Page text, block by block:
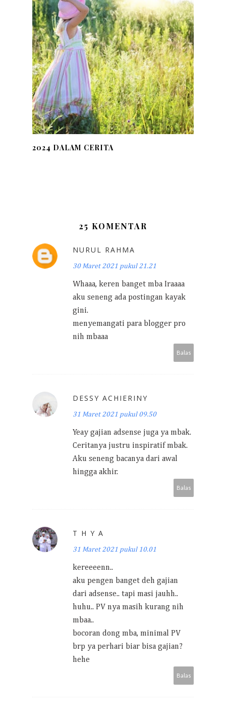
2024 DALAM CERITA
25 KOMENTAR
NURUL RAHMA
30 Maret 2021 pukul 21.21
Whaaa, keren banget mba Iraaaa
aku seneng ada postingan kayak
gini.
menyemangati para blogger pro
nih mbaaa
Balas
DESSY ACHIERINY
31 Maret 2021 pukul 09.50
Yeay gajian adsense juga ya mbak.
Ceritanya justru inspiratif mbak.
Aku seneng bacanya dari awal
hingga akhir.
Balas
T H Y A
31 Maret 2021 pukul 10.01
kereeeenn..
aku pengen banget deh gajian
dari adsense.. tapi masi jauhh..
huhu.. PV nya masih kurang nih
mbaa..
bocoran dong mba, minimal PV
brp ya perhari biar bisa gajian?
hehe
Balas